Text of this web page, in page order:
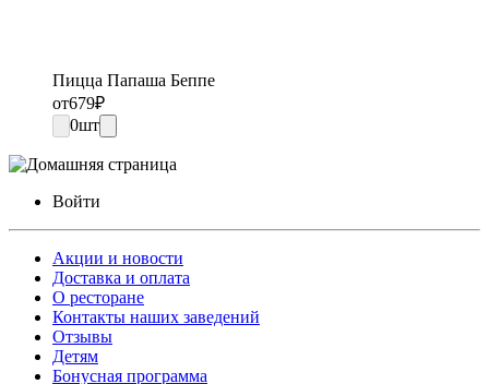
Пицца Папаша Беппе
от679₽
0шт
Войти
Акции и новости
Доставка и оплата
О ресторане
Контакты наших заведений
Отзывы
Детям
Бонусная программа